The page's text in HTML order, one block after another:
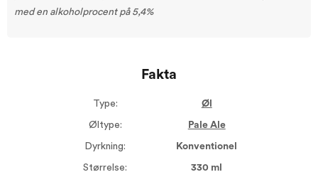
med en alkoholprocent på 5,4%
Fakta
Type: Øl
Øltype: Pale Ale
Dyrkning: Konventionel
Størrelse: 330 ml